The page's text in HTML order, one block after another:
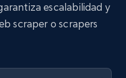
escalabilidad y
scraper o scrapers